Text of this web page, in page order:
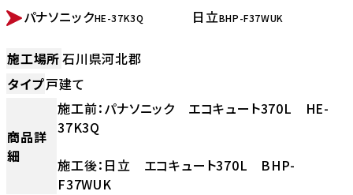
BEFORE
パナソニックHE-37K3Q AFTER
日立BHP-F37WUK
施工場所石川県河北郡
タイプ戸建て
商品詳
細
施工前：パナソニック エコキュート370L HE-
37K3Q
施工後：日立 エコキュート370L BHP-
F37WUK